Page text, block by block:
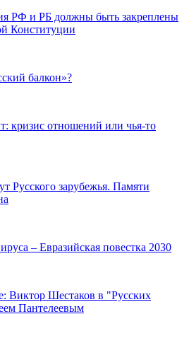
РФ и РБ должны быть закреплены
Конституции
балкон»?
кризис отношений или чья-то
Русского зарубежья. Памяти
– Евразийская повестка 2030
Виктор Шестаков в "Русских
Пантелеевым